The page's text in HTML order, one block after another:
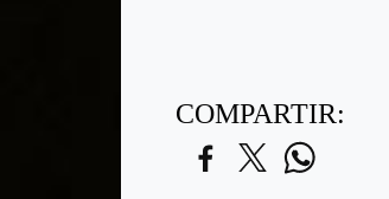
COMPARTIR: